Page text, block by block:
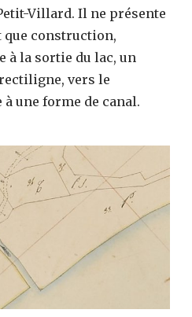
Villard. Il ne présente
que construction,
à la sortie du lac, un
vers le
une forme de canal.